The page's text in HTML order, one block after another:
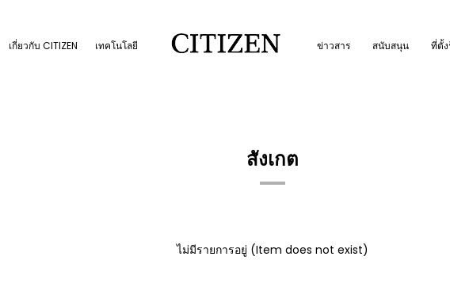
เกี่ยวกับ CITIZEN เทคโนโลยี ข่าวสาร สนับสนุน ที่ตั้
สังเกต
ไม่มีรายการอยู่ (Item does not exist)